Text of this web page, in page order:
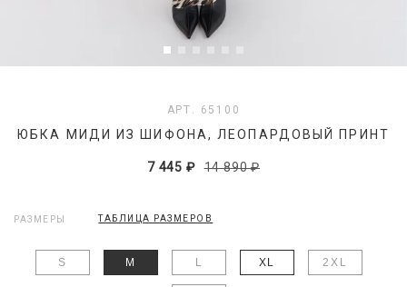
АРТ. 65100
ЮБКА МИДИ ИЗ ШИФОНА, ЛЕОПАРДОВЫЙ ПРИНТ
7 445 ₽ 14 890 ₽
РАЗМЕРЫ ТАБЛИЦА РАЗМЕРОВ
S M L XL 2XL